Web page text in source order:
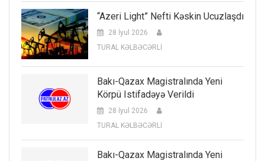
“Azeri Light” Nefti Kəskin Ucuzlaşdı
28 İyul 2026
TURAL KƏLBƏCƏRLİ
Bakı-Qazax Magistralında Yeni
Körpü Istifadəyə Verildi
28 İyul 2026
TURAL KƏLBƏCƏRLİ
Bakı-Qazax Magistralında Yeni